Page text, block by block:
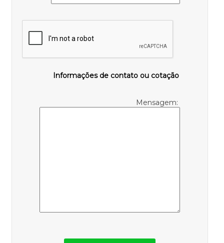
Informações de contato ou cotação
Mensagem: